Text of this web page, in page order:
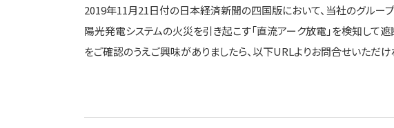
2019年11月21日付の日本経済新聞の四国版において、当社のグルー
陽光発電システムの火災を引き起こす「直流アーク放電」を検知して
をご確認のうえご興味がありましたら、以下URLよりお問合せいた